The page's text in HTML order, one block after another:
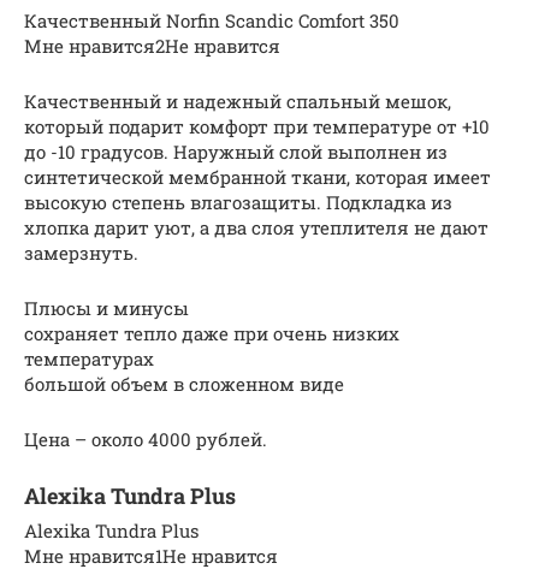
Качественный Norfin Scandic Comfort 350
Мне нравится2Не нравится
Качественный и надежный спальный мешок,
который подарит комфорт при температуре от +10
до -10 градусов. Наружный слой выполнен из
синтетической мембранной ткани, которая имеет
высокую степень влагозащиты. Подкладка из
хлопка дарит уют, а два слоя утеплителя не дают
замерзнуть.
Плюсы и минусы
сохраняет тепло даже при очень низких
температурах
большой объем в сложенном виде
Цена – около 4000 рублей.
Alexika Tundra Plus
Alexika Tundra Plus
Мне нравится1Не нравится